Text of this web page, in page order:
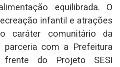
equilibrada. O
infantil e atrações
caráter comunitário da
parceria com a Prefeitura
frente do Projeto SESI